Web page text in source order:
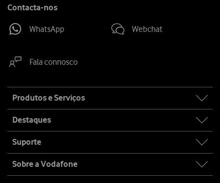
Contacta-nos
WhatsApp Webchat
Fala connosco
map
Produtos e Serviços
Destaques
Suporte
Sobre a Vodafone